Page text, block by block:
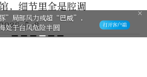
，细节里全是腔调
5-8
”局部风力或超“巴威”，
处于台风危险半圆